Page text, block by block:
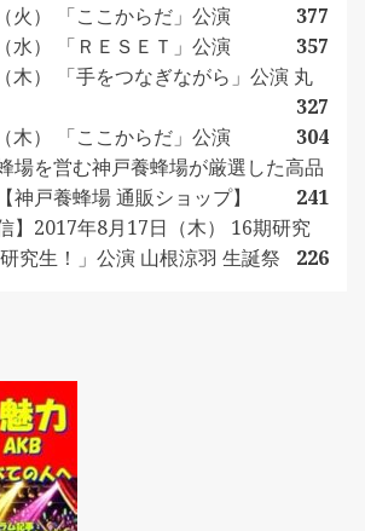
火） 「ここからだ」公演
377
水） 「ＲＥＳＥＴ」公演
357
木） 「手をつなぎながら」公演 丸
327
木） 「ここからだ」公演
304
場を営む神戸養蜂場が厳選した高品
神戸養蜂場 通販ショップ】
241
】2017年8月17日（木） 16期研究
究生！」公演 山根涼羽 生誕祭
226